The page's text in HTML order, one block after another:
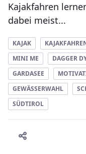
Kajakfahren
dabei meist...
KAJAK
MINI ME
DAGGER
GARDASEE
GEWÄSSERWAHL
SÜDTIROL